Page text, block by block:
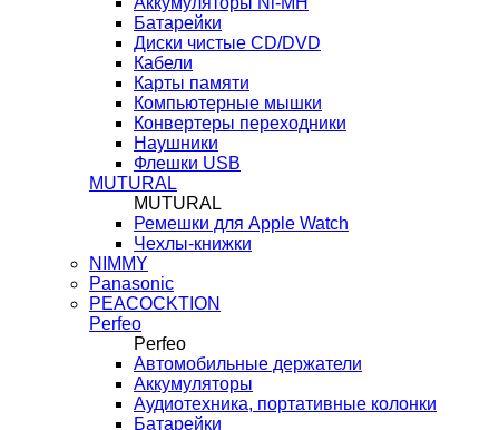
Батарейки
Диски чистые CD/DVD
Кабели
Карты памяти
Компьютерные мышки
Конвертеры переходники
Наушники
Флешки USB
MUTURAL
MUTURAL
Ремешки для Apple Watch
Чехлы-книжки
NIMMY
Panasonic
PEACOCKTION
Perfeo
Perfeo
Автомобильные держатели
Аккумуляторы
Аудиотехника, портативные колонки
Батарейки